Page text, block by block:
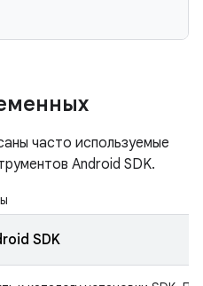
часто используемые
Android SDK.
SDK